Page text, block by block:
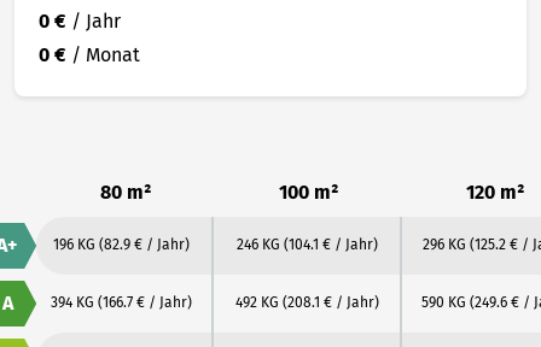
0 € / Jahr
0 € / Monat
80 m² 100 m² 120 m²
196 KG (82.9 € / Jahr) 246 KG (104.1 € / Jahr) 296 KG (125.2 € /
A 394 KG (166.7 € / Jahr) 492 KG (208.1 € / Jahr) 590 KG (249.6 € /